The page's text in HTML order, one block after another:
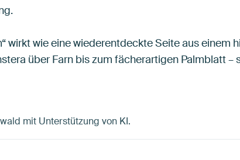
wirkt wie eine wiederentdeckte Seite aus einem
über Farn bis zum fächerartigen Palmblatt –
mit Unterstützung von KI.